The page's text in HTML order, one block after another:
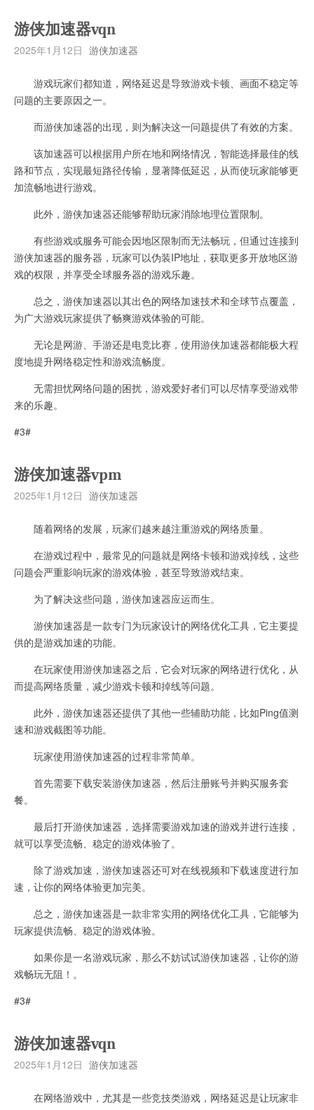
游侠加速器vqn
2025年1月12日 游侠加速器
游戏玩家们都知道，网络延迟是导致游戏卡顿、画面不稳定等
问题的主要原因之一。
而游侠加速器的出现，则为解决这一问题提供了有效的方案。
该加速器可以根据用户所在地和网络情况，智能选择最佳的线
路和节点，实现最短路径传输，显著降低延迟，从而使玩家能够更
加流畅地进行游戏。
此外，游侠加速器还能够帮助玩家消除地理位置限制。
有些游戏或服务可能会因地区限制而无法畅玩，但通过连接到
游侠加速器的服务器，玩家可以伪装IP地址，获取更多开放地区游
戏的权限，并享受全球服务器的游戏乐趣。
总之，游侠加速器以其出色的网络加速技术和全球节点覆盖，
为广大游戏玩家提供了畅爽游戏体验的可能。
无论是网游、手游还是电竞比赛，使用游侠加速器都能极大程
度地提升网络稳定性和游戏流畅度。
无需担忧网络问题的困扰，游戏爱好者们可以尽情享受游戏带
来的乐趣。
#3#
游侠加速器vpm
2025年1月12日 游侠加速器
随着网络的发展，玩家们越来越注重游戏的网络质量。
在游戏过程中，最常见的问题就是网络卡顿和游戏掉线，这些
问题会严重影响玩家的游戏体验，甚至导致游戏结束。
为了解决这些问题，游侠加速器应运而生。
游侠加速器是一款专门为玩家设计的网络优化工具，它主要提
供的是游戏加速的功能。
在玩家使用游侠加速器之后，它会对玩家的网络进行优化，从
而提高网络质量，减少游戏卡顿和掉线等问题。
此外，游侠加速器还提供了其他一些辅助功能，比如Ping值测
速和游戏截图等功能。
玩家使用游侠加速器的过程非常简单。
首先需要下载安装游侠加速器，然后注册账号并购买服务套
餐。
最后打开游侠加速器，选择需要游戏加速的游戏并进行连接，
就可以享受流畅、稳定的游戏体验了。
除了游戏加速，游侠加速器还可对在线视频和下载速度进行加
速，让你的网络体验更加完美。
总之，游侠加速器是一款非常实用的网络优化工具，它能够为
玩家提供流畅、稳定的游戏体验。
如果你是一名游戏玩家，那么不妨试试游侠加速器，让你的游
戏畅玩无阻！。
#3#
游侠加速器vqn
2025年1月12日 游侠加速器
在网络游戏中，尤其是一些竞技类游戏，网络延迟是让玩家非